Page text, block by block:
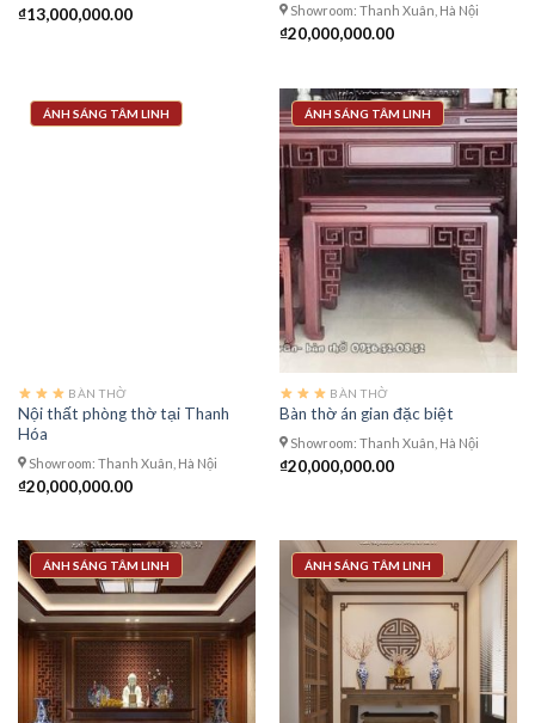
₫13,000,000.00 Showroom: Thanh Xuân, Hà Nội
₫20,000,000.00
ÁNH SÁNG TÂM LINH
BÀN THỜ
Nội thất phòng thờ tại Thanh
Hóa
Showroom: Thanh Xuân, Hà Nội
₫20,000,000.00
ÁNH SÁNG TÂM LINH
BÀN THỜ
Bàn thờ án gian đặc biệt
Showroom: Thanh Xuân, Hà Nội
₫20,000,000.00
ÁNH SÁNG TÂM LINH ÁNH SÁNG TÂM LINH